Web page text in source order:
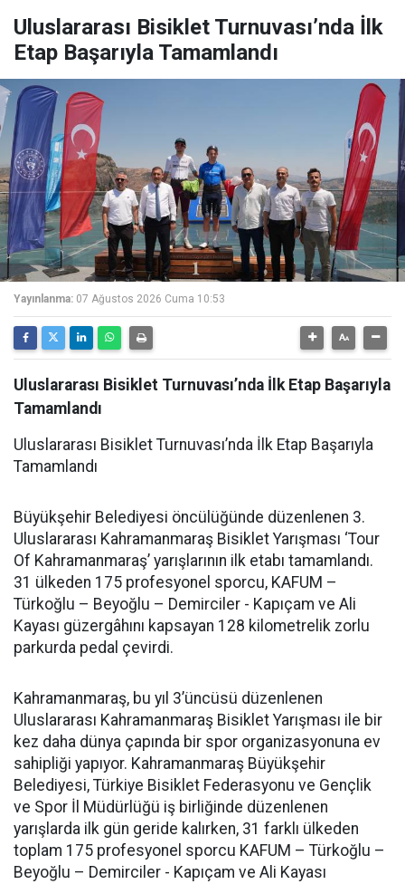
Uluslararası Bisiklet Turnuvası’nda İlk
Etap Başarıyla Tamamlandı
Yayınlanma: 07 Ağustos 2026 Cuma 10:53
Uluslararası Bisiklet Turnuvası’nda İlk Etap Başarıyla
Tamamlandı
Uluslararası Bisiklet Turnuvası’nda İlk Etap Başarıyla
Tamamlandı
Büyükşehir Belediyesi öncülüğünde düzenlenen 3.
Uluslararası Kahramanmaraş Bisiklet Yarışması ‘Tour
Of Kahramanmaraş’ yarışlarının ilk etabı tamamlandı.
31 ülkeden 175 profesyonel sporcu, KAFUM –
Türkoğlu – Beyoğlu – Demirciler - Kapıçam ve Ali
Kayası güzergâhını kapsayan 128 kilometrelik zorlu
parkurda pedal çevirdi.
Kahramanmaraş, bu yıl 3’üncüsü düzenlenen
Uluslararası Kahramanmaraş Bisiklet Yarışması ile bir
kez daha dünya çapında bir spor organizasyonuna ev
sahipliği yapıyor. Kahramanmaraş Büyükşehir
Belediyesi, Türkiye Bisiklet Federasyonu ve Gençlik
ve Spor İl Müdürlüğü iş birliğinde düzenlenen
yarışlarda ilk gün geride kalırken, 31 farklı ülkeden
toplam 175 profesyonel sporcu KAFUM – Türkoğlu –
Beyoğlu – Demirciler - Kapıçam ve Ali Kayası